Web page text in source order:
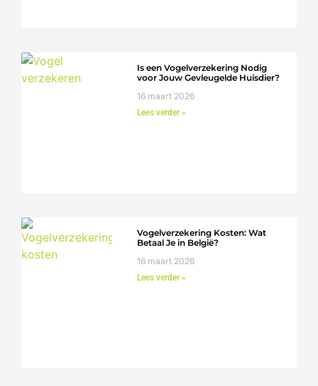
Is een Vogelverzekering Nodig
voor Jouw Gevleugelde Huisdier?
16 maart 2026
Lees verder »
Vogelverzekering Kosten: Wat
Betaal Je in België?
16 maart 2026
Lees verder »